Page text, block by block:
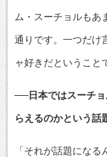
ム・スーチョルもあ
通りです。一つだけ
ャ好きだということ
──日本ではスーチ
らえるのかという話
「それが話題にな